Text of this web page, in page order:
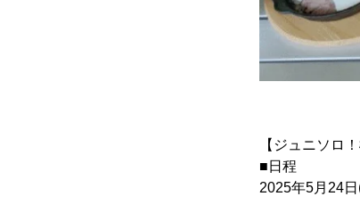
【ジュニソロ！
■日程
2025年5月24